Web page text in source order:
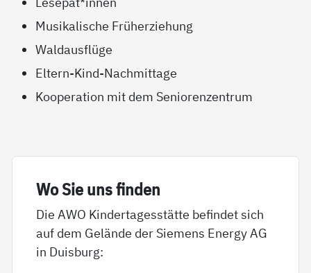
Musikalische Früherziehung
Waldausflüge
Eltern-Kind-Nachmittage
Kooperation mit dem Seniorenzentrum
Wo Sie uns fin­den
Die AWO Kindertagesstätte befindet sich
auf dem Gelände der Siemens Energy AG
in Duisburg: